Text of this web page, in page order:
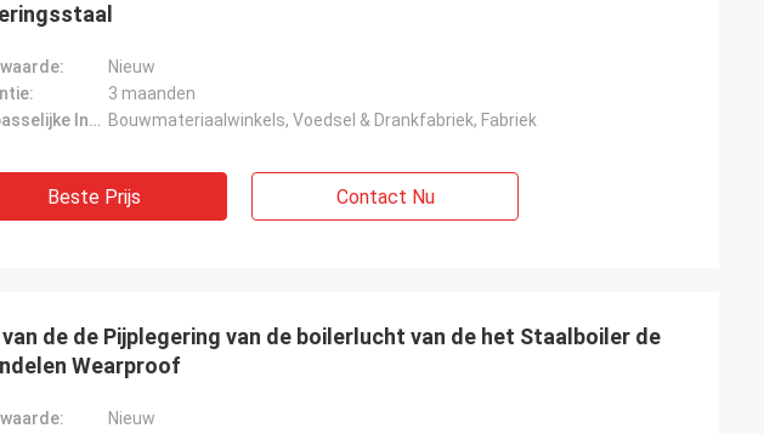
Nieuw
3 maanden
Toepasselijke Industrie: Bouwmateriaalwinkels, Voedsel & Drankfabriek, Fabriek
Beste Prijs Contact Nu
de de Pijplegering van de boilerlucht van de het Staalboiler de
Wearproof
Nieuw